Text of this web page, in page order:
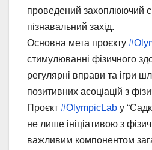
проведений захоплюючий
пізнавальний захід.
Основна мета проєкту
стимулюванні фізичного
регулярні вправи та ігри
позитивних асоціацій з
Проєкт #OlympicLab у
не лише ініціативою з
важливим компонентом